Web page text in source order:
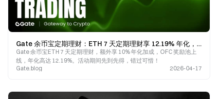
Gate 余币宝定期理财：ETH 7 天定期理财享 12.19% 年化，OFC 奖励池限时上线
Gate 余币宝ETH 7 天定期理财，额外享 10% 年化加成，OFC 奖励池上
线，年化高达 12.19%。活动期间先到先得，错过可惜！
Gate.blog
2026-04-17